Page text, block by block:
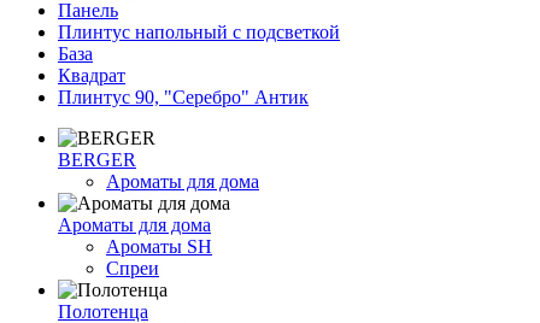
Панель
Плинтус напольный с подсветкой
База
Квадрат
Плинтус 90, "Серебро" Антик
BERGER
Ароматы для дома
Ароматы для дома
Ароматы SH
Спреи
Полотенца